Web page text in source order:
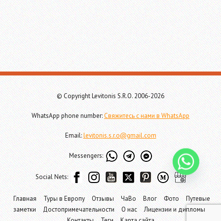
© Copyright Levitonis S.R.O. 2006-2026
WhatsApp phone number:Свяжитесь с нами в WhatsApp
Email:levitonis.s.r.o@gmail.com
Messengers:
Social Nets:
Главная Туры в Европу Отзывы ЧаВо Влог Фото
Путевые
заметки
Достопримечательности О нас
Лицензии и дипломы